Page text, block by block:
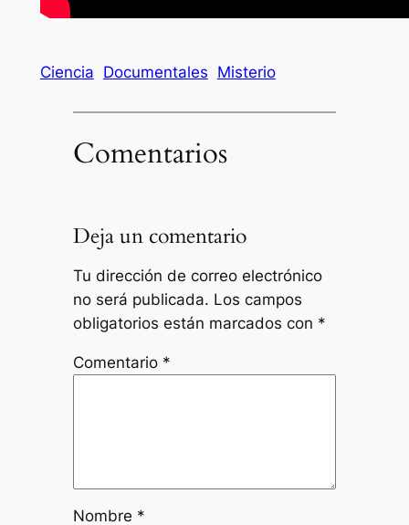
Ciencia Documentales Misterio
Comentarios
Deja un comentario
Tu dirección de correo electrónico
no será publicada. Los campos
obligatorios están marcados con *
Comentario *
Nombre *